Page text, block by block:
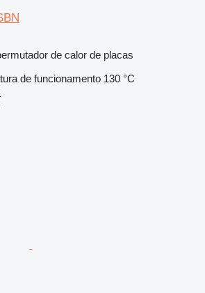
de calor de placas
de funcionamento 130 °C